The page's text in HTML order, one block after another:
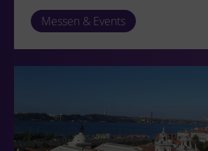
Messen & Events